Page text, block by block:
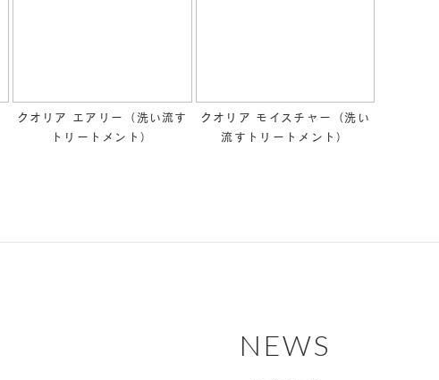
クオリア エアリー（洗い流す
トリートメント）
クオリア モイスチャー（洗い
流すトリートメント）
NEWS